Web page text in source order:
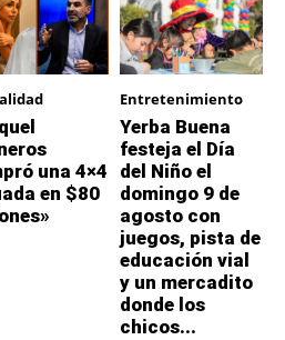
una 4×4
en $80
Entretenimiento
Yerba Buena
festeja el Día
del Niño el
domingo 9 de
agosto con
juegos, pista de
educación vial
y un mercadito
donde los
chicos...